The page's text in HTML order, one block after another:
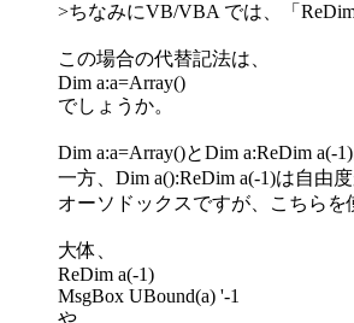
>ちなみにVB/VBA では、「
この場合の代替記法は、
Dim a:a=Array()
でしょうか。
Dim a:a=Array()とDim a:ReDim a(-
一方、Dim a():ReDim a(-1)は自由
オーソドックスですが、こちらを
大体、
ReDim a(-1)
MsgBox UBound(a) '-1
や